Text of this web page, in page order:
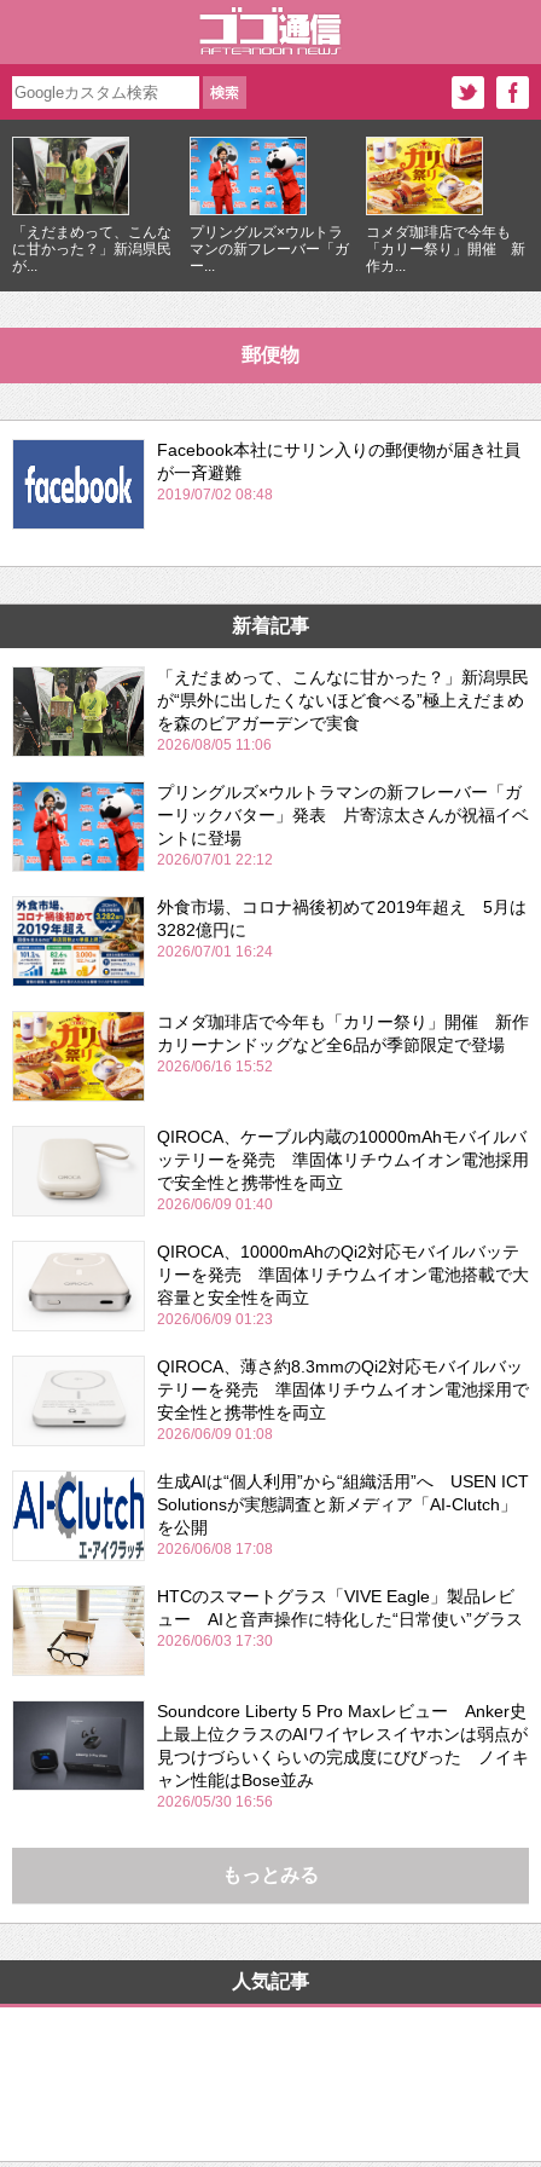
「えだまめって、こんな
に甘かった？」新潟県民
が...
プリングルズ×ウルトラ
マンの新フレーバー「ガ
ー...
コメダ珈琲店で今年も
「カリー祭り」開催 新
作カ...
郵便物
Facebook本社にサリン入りの郵便物が届き社員
が一斉避難
2019/07/02 08:48
新着記事
「えだまめって、こんなに甘かった？」新潟県民
が“県外に出したくないほど食べる”極上えだまめ
を森のビアガーデンで実食
2026/08/05 11:06
プリングルズ×ウルトラマンの新フレーバー「ガ
ーリックバター」発表 片寄涼太さんが祝福イベ
ントに登場
2026/07/01 22:12
外食市場、コロナ禍後初めて2019年超え 5月は
3282億円に
2026/07/01 16:24
コメダ珈琲店で今年も「カリー祭り」開催 新作
カリーナンドッグなど全6品が季節限定で登場
2026/06/16 15:52
QIROCA、ケーブル内蔵の10000mAhモバイルバ
ッテリーを発売 準固体リチウムイオン電池採用
で安全性と携帯性を両立
2026/06/09 01:40
QIROCA、10000mAhのQi2対応モバイルバッテ
リーを発売 準固体リチウムイオン電池搭載で大
容量と安全性を両立
2026/06/09 01:23
QIROCA、薄さ約8.3mmのQi2対応モバイルバッ
テリーを発売 準固体リチウムイオン電池採用で
安全性と携帯性を両立
2026/06/09 01:08
生成AIは“個人利用”から“組織活用”へ USEN ICT
Solutionsが実態調査と新メディア「AI-Clutch」
を公開
2026/06/08 17:08
HTCのスマートグラス「VIVE Eagle」製品レビ
ュー AIと音声操作に特化した“日常使い”グラス
2026/06/03 17:30
Soundcore Liberty 5 Pro Maxレビュー Anker史
上最上位クラスのAIワイヤレスイヤホンは弱点が
見つけづらいくらいの完成度にびびった ノイキ
ャン性能はBose並み
2026/05/30 16:56
もっとみる
人気記事